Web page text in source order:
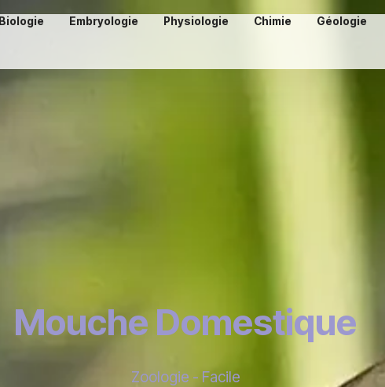
Biologie Embryologie Physiologie Chimie Géologie
Mouche Domestique
Zoologie - Facile